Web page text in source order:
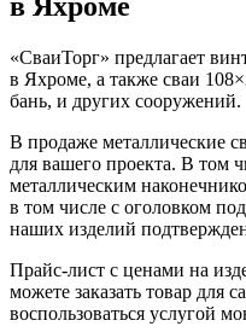
«СваиТорг» предлагает
в Яхроме, а также сваи
бань, и других сооружений.
В продаже металлические
для вашего проекта. В том
металлическим
в том числе с оголовком
наших изделий
Прайс-лист с ценами на
можете заказать товар для
воспользоваться услугой